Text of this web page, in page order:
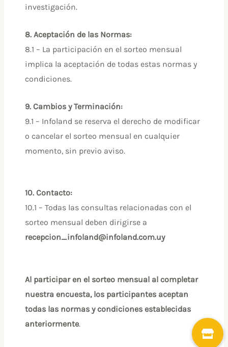
investigación.
8. Aceptación de las Normas:
8.1 – La participación en el sorteo mensual
implica la aceptación de todas estas normas y
condiciones.
9. Cambios y Terminación:
9.1 – Infoland se reserva el derecho de modificar
o cancelar el sorteo mensual en cualquier
momento, sin previo aviso.
10. Contacto:
10.1 – Todas las consultas relacionadas con el
sorteo mensual deben dirigirse a
recepcion_infoland@infoland.com.uy
Al participar en el sorteo mensual al completar
nuestra encuesta, los participantes aceptan
todas las normas y condiciones establecidas
anteriormente.